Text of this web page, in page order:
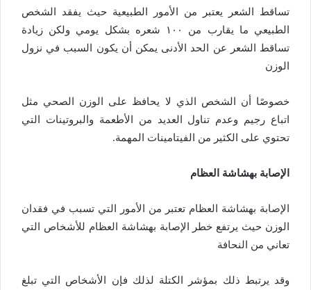
تساقط الشعر يعتبر من الأمور الطبيعية حيث يفقد الشخص
الطبيعي ما يقارب من ١٠٠ شعره بشكل يومي ولكن زيادة
تساقط الشعر عن الحد الأدنى يمكن أن يكون السبب في نزول
الوزن
خصوصًا أن الشخص الذي لا يحافظ على الوزن الصحي مثل
اتباع رجيم وعدم تناول العديد من الأطعمة والبروتينات التي
تحتوي على الكثير من الفيتامينات المهمة.
الإصابة بهشاشة العظام
الإصابة بهشاشة العظام تعتبر من الأمور التي تسبب في فقدان
الوزن حيث يرتفع خطر الإصابة بهشاشة العظام للأشخاص التي
تعاني من النحافة
وقد يرتبط ذلك بمؤشر الكتلة لذلك فإن الأشخاص التي تبلغ